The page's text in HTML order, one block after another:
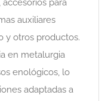
para
auxiliares
y otros productos.
en metalurgia
enológicos, lo
adaptadas a